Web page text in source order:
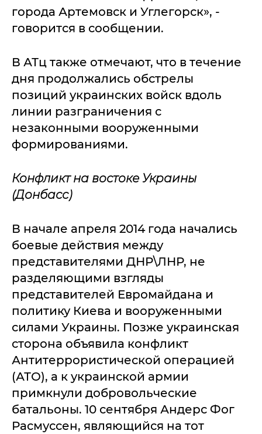
города Артемовск и Углегорск», -
говорится в сообщении.
В АТц также отмечают, что в течение
дня продолжались обстрелы
позиций украинских войск вдоль
линии разграничения с
незаконными вооруженными
формированиями.
Конфликт на востоке Украины
(Донбасс)
В начале апреля 2014 года начались
боевые действия между
представителями ДНР\ЛНР, не
разделяющими взгляды
представителей Евромайдана и
политику Киева и вооруженными
силами Украины. Позже украинская
сторона объявила конфликт
Антитеррористической операцией
(АТО), а к украинской армии
примкнули добровольческие
батальоны. 10 сентября Андерс Фог
Расмуссен, являющийся на тот